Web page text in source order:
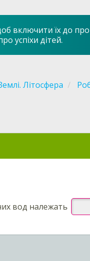
включити їх до
успіхи дітей.
Літосфера
вод належать